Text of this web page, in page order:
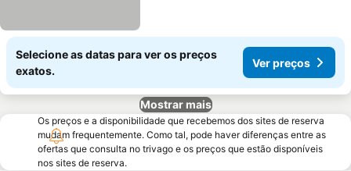
Selecione as datas para ver os preços
exatos.
Ver preços
Mostrar mais
Os preços e a disponibilidade que recebemos dos sites de reserva
mudam frequentemente. Como tal, pode haver diferenças entre as
ofertas que consulta no trivago e os preços que estão disponíveis
nos sites de reserva.